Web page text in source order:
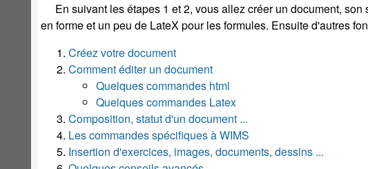
En suivant les étapes 1 et 2, vous allez créer un document,
en forme et un peu de LateX pour les formules. Ensuite d'autres
Créez votre document
Comment éditer un document
Quelques commandes html
Quelques commandes Latex
Composition, statut d'un document ...
Les commandes spécifiques à WIMS
Insertion d'exercices, images, documents, dessins ...